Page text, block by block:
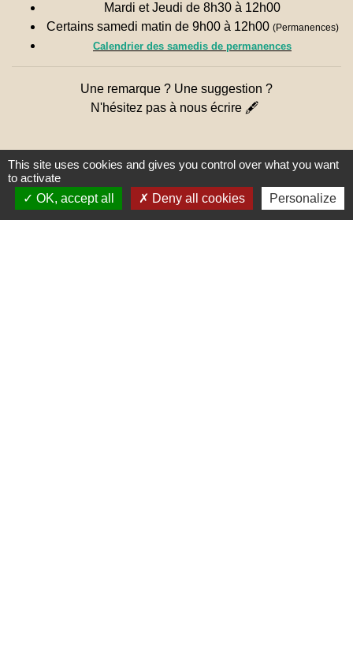
Mardi et Jeudi de 8h30 à 12h00
Certains samedi matin de 9h00 à 12h00 (Permanences)
Calendrier des samedis de permanences
Une remarque ? Une suggestion ?
N'hésitez pas à nous écrire 🖋
This site uses cookies and gives you control over what you want
to activate
OK, accept all
Deny all cookies Personalize